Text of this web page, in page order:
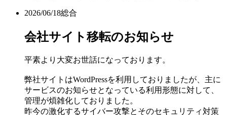
2026/06/18総合
会社サイト移転のお知らせ
平素より大変お世話になっております。
弊社サイトはWordPressを利用しておりましたが、主に
サービスのお知らせとなっている利用形態に対して、
管理が煩雑化しておりました。
昨今の激化するサイバー攻撃とそのセキュリティ対策